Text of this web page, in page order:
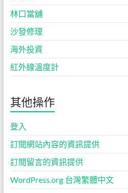
林口當舖
沙發修理
海外投資
紅外線溫度計
其他操作
登入
訂閱網站內容的資訊提供
訂閱留言的資訊提供
WordPress.org 台灣繁體中文